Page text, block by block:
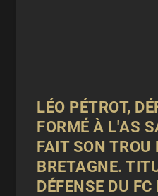
LÉO PÉTROT,
FORMÉ À L'AS
FAIT SON TROU
BRETAGNE.
DÉFENSE DU FC